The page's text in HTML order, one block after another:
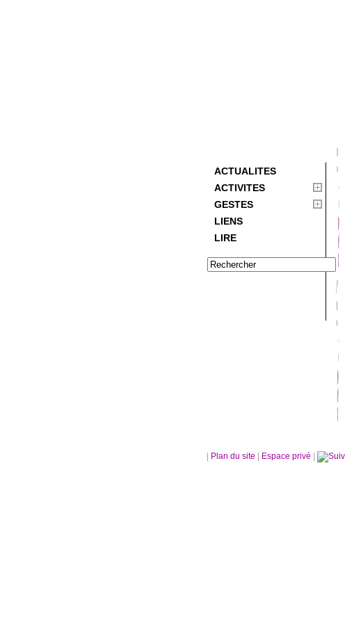
ACTUALITES
ACTIVITES
GESTES
LIENS
LIRE
Plan du site Espace privé